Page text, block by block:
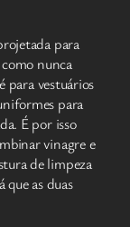
para
nunca
para vestuários
para
É por isso
vinagre e
de limpeza
as duas